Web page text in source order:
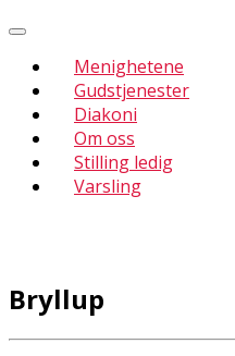
Menighetene
Gudstjenester
Diakoni
Om oss
Stilling ledig
Varsling
Bryllup